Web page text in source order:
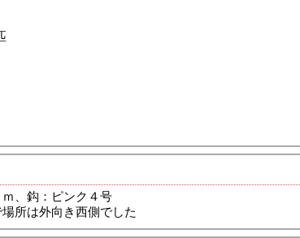
、鈎：ピンク４号
所は外向き西側でした